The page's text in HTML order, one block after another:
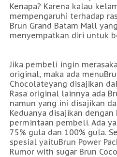
Kenapa? Karena kalau
mempengaruhi terhadap
Brun Grand Batam Mall
menyempatkan diri untuk
Jika pembeli ingin
original, maka ada
Chocolateyang disajikan
Rasa original lainnya ada
namun yang ini disajikan
Keduanya disajikan dengan
permintaan pembeli. Ada
75% gula dan 100% gula.
spesial yaituBrun Power
Rumor with sugar Brun